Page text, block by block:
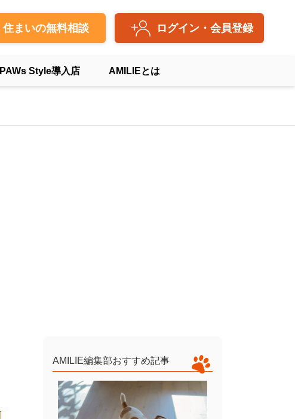
住まいの無料相談 ログイン・会員登録
PAWs Style導入店 AMILIEとは
AMILIE編集部おすすめ記事